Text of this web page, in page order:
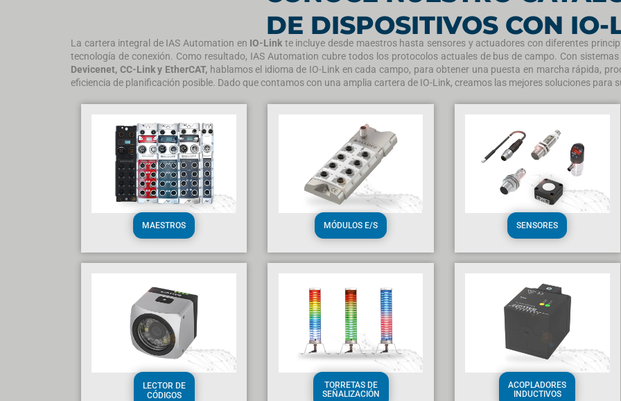
DE DISPOSITIVOS CON
La cartera integral de IAS Automation en IO-Linkte incluye desde maestros hasta sensores y actuadores con diferentes
tecnología de conexión. Como resultado, IAS Automation cubre todos los protocolos actuales de bus de campo. Con
Devicenet, CC-Link y EtherCAT,hablamos el idioma de IO-Link en cada campo, para obtener una puesta en marcha rápida,
eficiencia de planificación posible. Dado que contamos con una amplia cartera de IO-Link, creamos las mejores soluciones para
MAESTROS MÓDULOS E/S SENSORES
LECTOR DE
CÓDIGOS
TORRETAS DE
SEÑALIZACIÓN
ACOPLADORES
INDUCTIVOS